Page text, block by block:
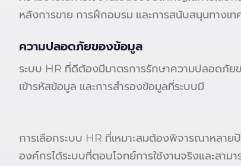
หลังการขาย การฝึกอบรม และการสนับสนุนทางเ
ความปลอดภัยของข้อมูล
ระบบ HR ที่ดีต้องมีมาตรการรักษาความปลอดภั
เข้ารหัสข้อมูล และการสำรองข้อมูลที่ระบบมี
การเลือกระบบ HR ที่เหมาะสมต้องพิจารณาหลา
องค์กรได้ระบบที่ตอบโจทย์การใช้งานจริงและสา